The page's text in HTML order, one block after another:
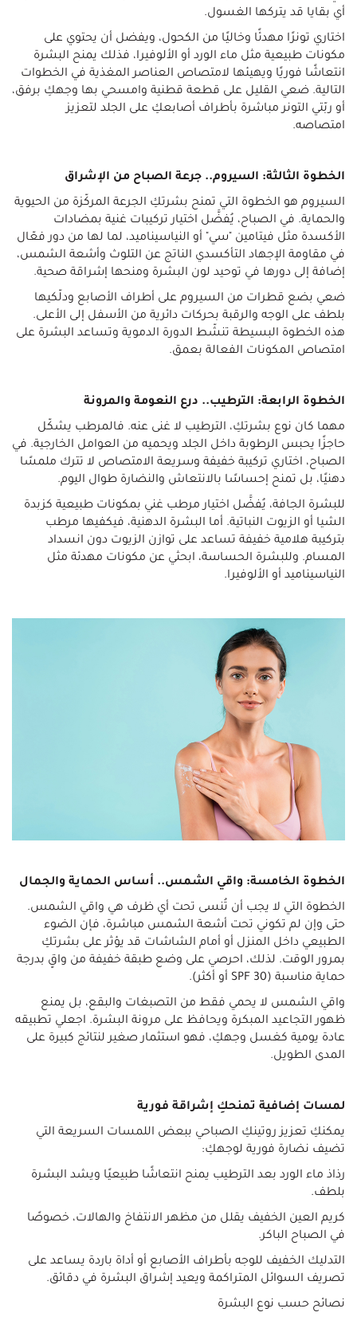
أي بقايا قد يتركها الغسول.
اختاري تونرًا مهدئًا وخاليًا من الكحول، ويفضل أن يحتوي على
مكونات طبيعية مثل ماء الورد أو الألوفيرا، فذلك يمنح البشرة
انتعاشًا فوريًا ويهيئها لامتصاص العناصر المغذية في الخطوات
التالية. ضعي القليل على قطعة قطنية وامسحي بها وجهكِ برفق،
أو ربّتي التونر مباشرة بأطراف أصابعكِ على الجلد لتعزيز
امتصاصه.
الخطوة الثالثة: السيروم.. جرعة الصباح من الإشراق
السيروم هو الخطوة التي تمنح بشرتكِ الجرعة المركّزة من الحيوية
والحماية. في الصباح، يُفضَّل اختيار تركيبات غنية بمضادات
الأكسدة مثل فيتامين "سي" أو النياسيناميد، لما لها من دور فعّال
في مقاومة الإجهاد التأكسدي الناتج عن التلوث وأشعة الشمس،
إضافة إلى دورها في توحيد لون البشرة ومنحها إشراقة صحية.
ضعي بضع قطرات من السيروم على أطراف الأصابع ودلّكيها
بلطف على الوجه والرقبة بحركات دائرية من الأسفل إلى الأعلى.
هذه الخطوة البسيطة تنشّط الدورة الدموية وتساعد البشرة على
امتصاص المكونات الفعالة بعمق.
الخطوة الرابعة: الترطيب.. درع النعومة والمرونة
مهما كان نوع بشرتكِ، الترطيب لا غنى عنه. فالمرطب يشكّل
حاجزًا يحبس الرطوبة داخل الجلد ويحميه من العوامل الخارجية. في
الصباح، اختاري تركيبة خفيفة وسريعة الامتصاص لا تترك ملمسًا
دهنيًا، بل تمنح إحساسًا بالانتعاش والنضارة طوال اليوم.
للبشرة الجافة، يُفضَّل اختيار مرطب غني بمكونات طبيعية كزبدة
الشيا أو الزيوت النباتية. أما البشرة الدهنية، فيكفيها مرطب
بتركيبة هلامية خفيفة تساعد على توازن الزيوت دون انسداد
المسام. وللبشرة الحساسة، ابحثي عن مكونات مهدئة مثل
النياسيناميد أو الألوفيرا.
الخطوة الخامسة: واقي الشمس.. أساس الحماية والجمال
الخطوة التي لا يجب أن تُنسى تحت أي ظرف هي واقي الشمس.
حتى وإن لم تكوني تحت أشعة الشمس مباشرة، فإن الضوء
الطبيعي داخل المنزل أو أمام الشاشات قد يؤثر على بشرتكِ
بمرور الوقت. لذلك، احرصي على وضع طبقة خفيفة من واقٍ بدرجة
حماية مناسبة (SPF 30 أو أكثر).
واقي الشمس لا يحمي فقط من التصبغات والبقع، بل يمنع
ظهور التجاعيد المبكرة ويحافظ على مرونة البشرة. اجعلي تطبيقه
عادة يومية كغسل وجهكِ، فهو استثمار صغير لنتائج كبيرة على
المدى الطويل.
لمسات إضافية تمنحكِ إشراقة فورية
يمكنكِ تعزيز روتينكِ الصباحي ببعض اللمسات السريعة التي
تضيف نضارة فورية لوجهكِ:
رذاذ ماء الورد بعد الترطيب يمنح انتعاشًا طبيعيًا ويشد البشرة
بلطف.
كريم العين الخفيف يقلل من مظهر الانتفاخ والهالات، خصوصًا
في الصباح الباكر.
التدليك الخفيف للوجه بأطراف الأصابع أو أداة باردة يساعد على
تصريف السوائل المتراكمة ويعيد إشراق البشرة في دقائق.
نصائح حسب نوع البشرة